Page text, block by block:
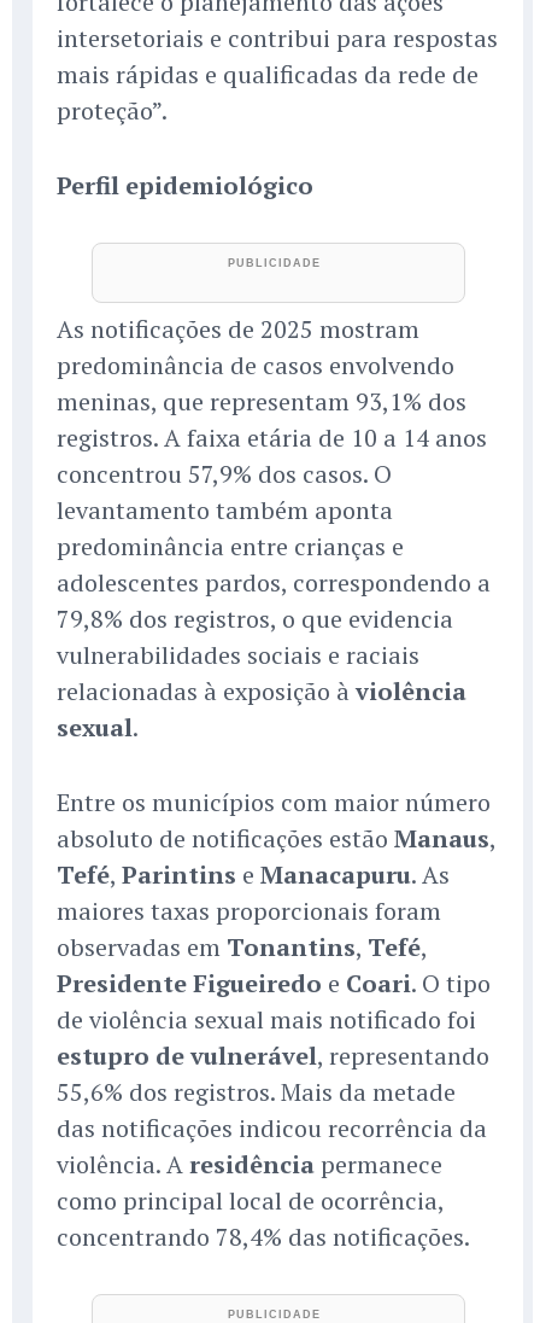
intersetoriais e contribui para respostas
mais rápidas e qualificadas da rede de
proteção”.
Perfil epidemiológico
As notificações de 2025 mostram
predominância de casos envolvendo
meninas, que representam 93,1% dos
registros. A faixa etária de 10 a 14 anos
concentrou 57,9% dos casos. O
levantamento também aponta
predominância entre crianças e
adolescentes pardos, correspondendo a
79,8% dos registros, o que evidencia
vulnerabilidades sociais e raciais
relacionadas à exposição àviolência
sexual.
Entre os municípios com maior número
absoluto de notificações estão Manaus,
Tefé, Parintins e Manacapuru. As
maiores taxas proporcionais foram
observadas em Tonantins, Tefé,
Presidente Figueiredo e Coari. O tipo
de violência sexual mais notificado foi
estupro de vulnerável, representando
55,6% dos registros. Mais da metade
das notificações indicou recorrência da
violência. Aresidência permanece
como principal local de ocorrência,
concentrando 78,4% das notificações.